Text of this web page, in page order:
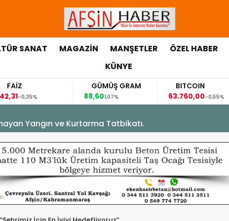
SANAT MAGAZİN MANŞETLER ÖZEL HABER
KÜNYE
-0,35%
GÜMÜŞ GRAM
88,60
1,07%
BITCOIN
63.760,00-0,55%
Yangın ve Kurtarma Tatbikatı.